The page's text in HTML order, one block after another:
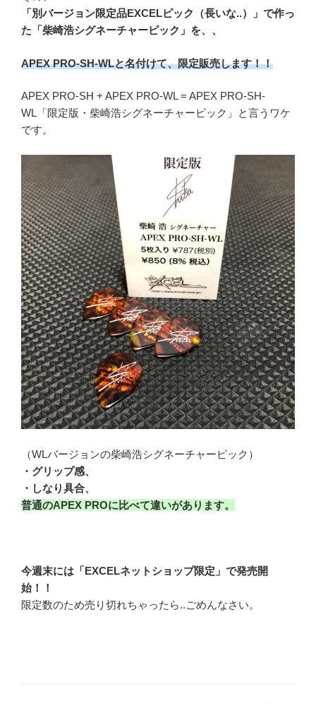
「別バージョン限定品EXCELピック（長いな..）」で作っ
た「柴崎浩シグネーチャーピック」を、、
APEX PRO-SH-WLと名付けて、限定販売します！！
APEX PRO-SH + APEX PRO-WL = APEX PRO-SH-
WL「限定版・柴崎浩シグネーチャーピック」と言うワケ
です。
（WLバージョンの柴崎浩シグネーチャーピック）
・グリップ感、
・しなり具合、
普通のAPEX PROに比べて違いがあります。
今週末には「EXCELネットショップ限定」で発売開
始！！
限定数のため売り切れちゃったら..ごめんなさい。